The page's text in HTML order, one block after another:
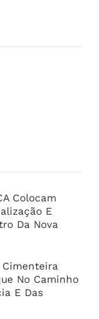
Colocam
E
Da Nova
Cimenteira
No Caminho
E Das